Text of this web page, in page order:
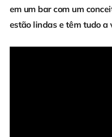
em um bar com um
estão lindas e têm tudo a